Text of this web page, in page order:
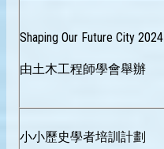
Shaping Our Future City 2024
由土木工程師學會舉辦
小小歷史學者培訓計劃